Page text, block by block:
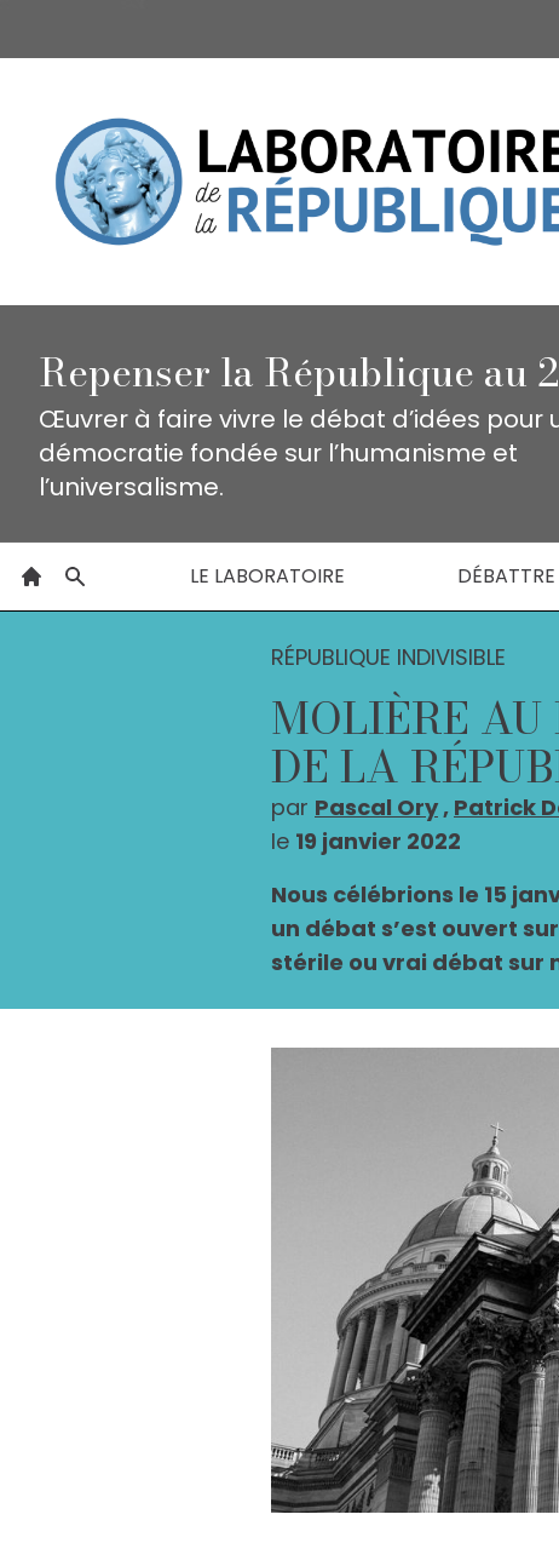
Repenser la République au
Œuvrer à faire vivre le débat d’idées pour
démocratie fondée sur l’humanisme et
l’universalisme.
LE LABORATOIRE DÉBATTRE
RÉPUBLIQUE INDIVISIBLE
MOLIÈRE AU
DE LA
par Pascal Ory, Patrick
le 19 janvier 2022
Nous célébrions le 15
un débat s’est ouvert
stérile ou vrai débat sur